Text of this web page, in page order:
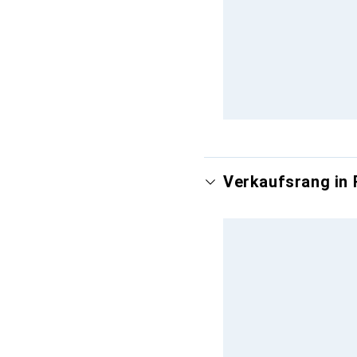
Verkaufsrang in